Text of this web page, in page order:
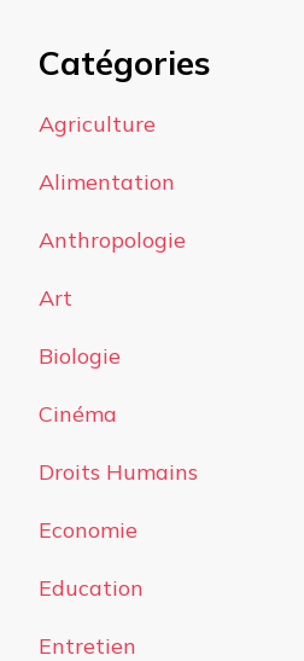
Catégories
Agriculture
Alimentation
Anthropologie
Art
Biologie
Cinéma
Droits Humains
Economie
Education
Entretien